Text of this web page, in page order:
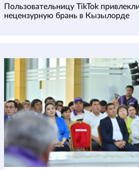
Пользовательницу TikTok
нецензурную брань в Кызылорде